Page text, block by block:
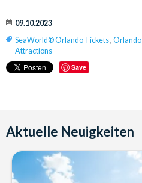
09.10.2023
SeaWorld® Orlando Tickets, Orlando
Attractions
Save
Aktuelle Neuigkeiten